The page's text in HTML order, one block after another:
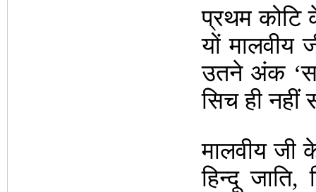
प्रथम कोटि
यों मालवीय
उतने अंक
सिच ही नहीं
मालवीय जी
हिन्दू